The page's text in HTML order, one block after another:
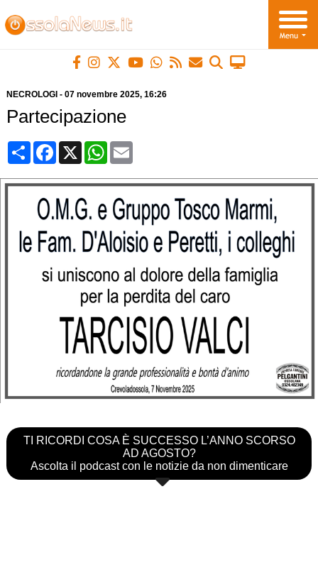
NECROLOGI - 07 novembre 2025, 16:26
Partecipazione
CondividiFacebook
X WhatsApp
Email
TI RICORDI COSA È SUCCESSO L’ANNO SCORSO
AD AGOSTO?
Ascolta il podcast con le notizie da non dimenticare